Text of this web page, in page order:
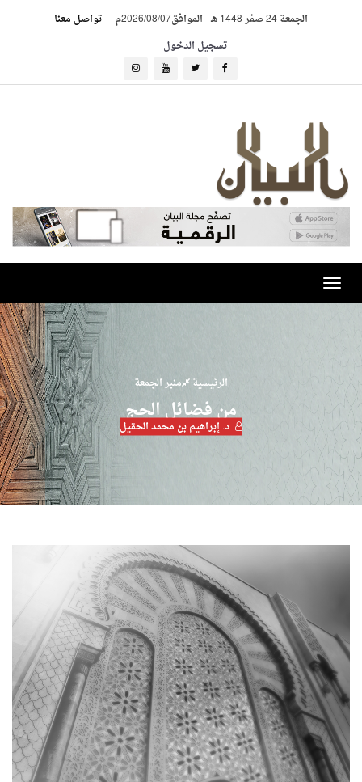
الجمعة 24 صفر 1448 هـ -الموافق2026/08/07م
تواصل معنا
تسجيل الدخول
Toggle
navigation
الرئيسية منبر الجمعة
من فضائل الحج
د. إبراهيم بن محمد الحقيل